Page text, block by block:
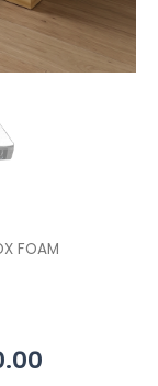
FOAM